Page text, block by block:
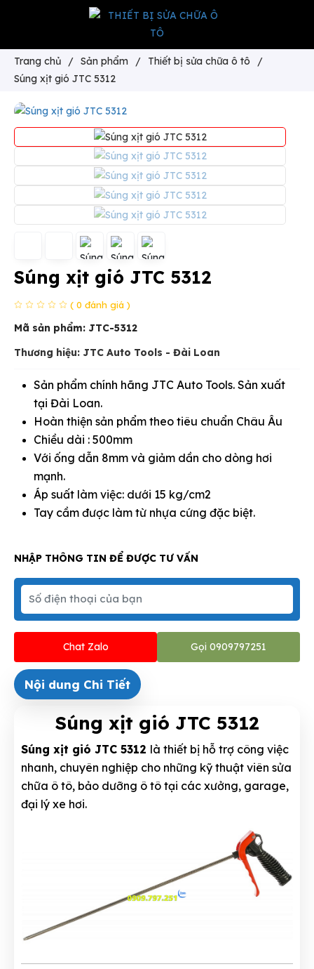
Trang chủ / Sản phẩm / Thiết bị sửa chữa ô tô
/
Súng xịt gió JTC 5312
Súng xịt gió JTC 5312
( 0 đánh giá )
Mã sản phẩm: JTC-5312
Thương hiệu: JTC Auto Tools - Đài Loan
Sản phẩm chính hãng JTC Auto Tools. Sản xuất
tại Đài Loan.
Hoàn thiện sản phẩm theo tiêu chuẩn Châu Âu
Chiều dài : 500mm
Với ống dẫn 8mm và giảm dần cho dòng hơi
mạnh.
Áp suất làm việc: dưới 15 kg/cm2
Tay cầm được làm từ nhựa cứng đặc biệt.
NHẬP THÔNG TIN ĐỂ ĐƯỢC TƯ VẤN
Chat Zalo Gọi 0909797251
Nội dung Chi Tiết
Súng xịt gió JTC 5312
Súng xịt gió JTC 5312 là thiết bị hỗ trợ công việc
nhanh, chuyên nghiệp cho những kỹ thuật viên sửa
chữa ô tô, bảo dưỡng ô tô tại các xưởng, garage,
đại lý xe hơi.